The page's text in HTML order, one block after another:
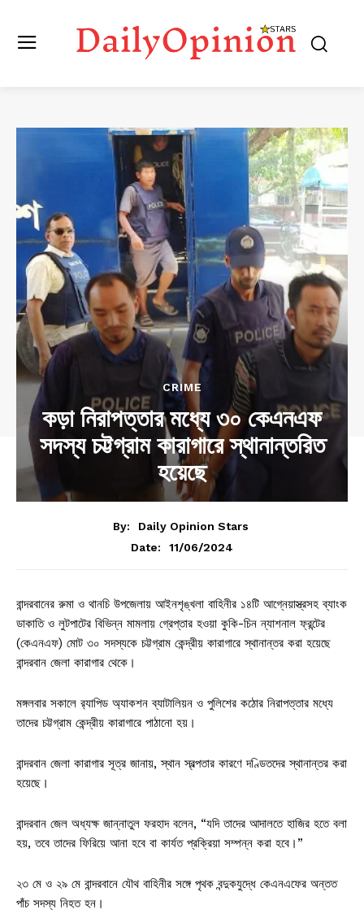
CRIME
কড়া নিরাপত্তার মধ্যে ৩০ কেএনএফ
সদস্য চট্টগ্রাম কারাগারে স্থানান্তরিত
হয়েছে
By:
Daily Opinion Stars
Date:
11/06/2024
বান্দরবানের রুমা ও থানচি উপজেলায় আইনশৃঙ্খলা বাহিনীর ১৪টি আগ্নেয়াস্ত্রসহ ব্যাংক
ডাকাতি ও লুটপাটের বিভিন্ন মামলায় গ্রেপ্তার হওয়া কুকি-চিন ন্যাশনাল ফ্রন্টের
(কেএনএফ) মোট ৩০ সদস্যকে চট্টগ্রাম কেন্দ্রীয় কারাগারে স্থানান্তর করা হয়েছে
বান্দরবান জেলা কারাগার থেকে।
মঙ্গলবার সকালে র‌্যাপিড অ্যাকশন ব্যাটালিয়ন ও পুলিশের কঠোর নিরাপত্তার মধ্যে
তাদের চট্টগ্রাম কেন্দ্রীয় কারাগারে পাঠানো হয়।
বান্দরবান জেলা কারাগার সূত্র জানায়, স্থান স্বল্পতার কারণে দণ্ডিতদের স্থানান্তর করা
হয়েছে।
বান্দরবান জেল অধ্যক্ষ জান্নাতুল ফরহাদ বলেন, “যদি তাদের আদালতে হাজির হতে বলা
হয়, তবে তাদের ফিরিয়ে আনা হবে বা কার্যত প্রক্রিয়া সম্পন্ন করা হবে।”
২৩ মে ও ২৯ মে বান্দরবানে যৌথ বাহিনীর সঙ্গে পৃথক বন্দুকযুদ্ধে কেএনএফের অন্তত
পাঁচ সদস্য নিহত হন।